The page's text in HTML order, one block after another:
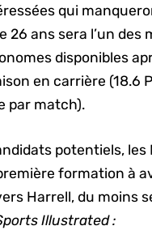
qui
26 ans sera l’un des
disponibles
en carrière (18.6
par match).
potentiels, les
formation à
Harrell, du moins
Illustrated :